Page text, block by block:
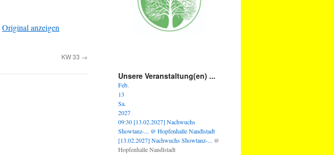
Original anzeigen
KW 33 →
Unsere Veranstaltung(en) ...
Feb.
13
Sa.
2027
09:30 [13.02.2027] Nachwuchs
Showtanz-... @ Hopfenhalle Nandlstadt
[13.02.2027] Nachwuchs Showtanz-... @
Hopfenhalle Nandlstadt